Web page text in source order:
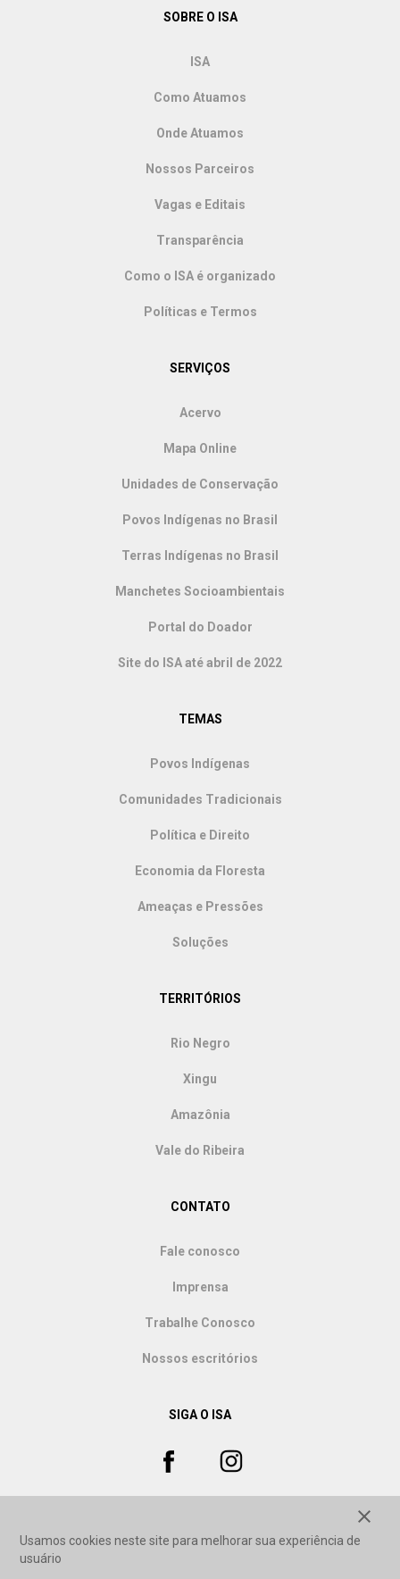
SOBRE O ISA
ISA
Como Atuamos
Onde Atuamos
Nossos Parceiros
Vagas e Editais
Transparência
Como o ISA é organizado
Políticas e Termos
SERVIÇOS
Acervo
Mapa Online
Unidades de Conservação
Povos Indígenas no Brasil
Terras Indígenas no Brasil
Manchetes Socioambientais
Portal do Doador
Site do ISA até abril de 2022
TEMAS
Povos Indígenas
Comunidades Tradicionais
Política e Direito
Economia da Floresta
Ameaças e Pressões
Soluções
TERRITÓRIOS
Rio Negro
Xingu
Amazônia
Vale do Ribeira
CONTATO
Fale conosco
Imprensa
Trabalhe Conosco
Nossos escritórios
SIGA O ISA
Usamos cookies neste site para melhorar sua experiência de
usuário
close